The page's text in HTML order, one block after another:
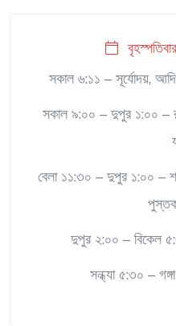
সকাল ৬:১১ – সূর্যোদয়,
সকাল ৯:০০ – দুপুর ১:০০ –
বেলা ১১:৩০ – দুপুর ১:০০ –
দুপুর ২:০০ – বিকেল
সন্ধ্যা ৫:৩০ –